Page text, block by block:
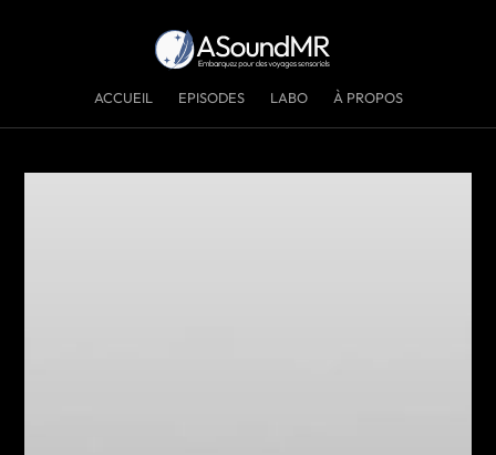
ACCUEIL EPISODES LABO À PROPOS